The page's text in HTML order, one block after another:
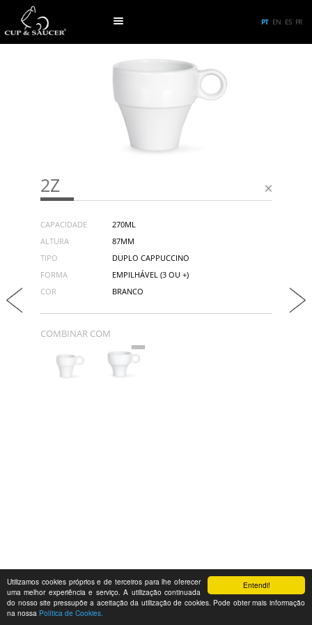
Entendi!
Utilizamos cookies próprios e de terceiros para lhe oferecer
uma melhor experiência e serviço. A utilização continuada
do nosso site pressupõe a aceitação da utilização de cookies. Pode obter mais informação
na nossa Política de Cookies.
PT EN ES FR
2Z
CAPACIDADE
270ML
ALTURA
87MM
TIPO
DUPLO CAPPUCCINO
FORMA
EMPILHÁVEL (3 OU +)
COR
BRANCO
COMBINAR COM